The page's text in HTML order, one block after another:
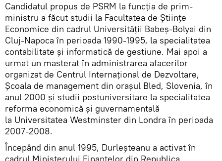
Candidatul propus de PSRM la funcția de prim-
ministru a făcut studii la Facultatea de Științe
Economice din cadrul Universității Babeș-Bolyai din
Cluj-Napoca în perioada 1990-1995, la specialitatea
contabilitate și informatică de gestiune. Mai apoi a
urmat un masterat în administrarea afacerilor
organizat de Centrul Internațional de Dezvoltare,
Școala de management din orașul Bled, Slovenia, în
anul 2000 și studii postuniversitare la specialitatea
reforma economică și guvernamentală
la Universitatea Westminster din Londra în perioada
2007-2008.
Începând din anul 1995, Durleșteanu a activat în